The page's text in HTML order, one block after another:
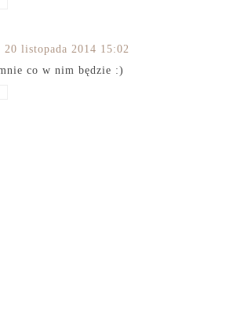
20 listopada 2014 15:02
co w nim będzie :)